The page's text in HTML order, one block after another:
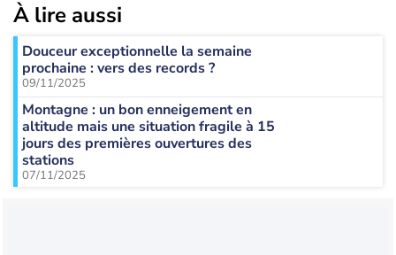
À lire aussi
Douceur exceptionnelle la semaine
prochaine : vers des records ?
09/11/2025
Montagne : un bon enneigement en
altitude mais une situation fragile à 15
jours des premières ouvertures des
stations
07/11/2025